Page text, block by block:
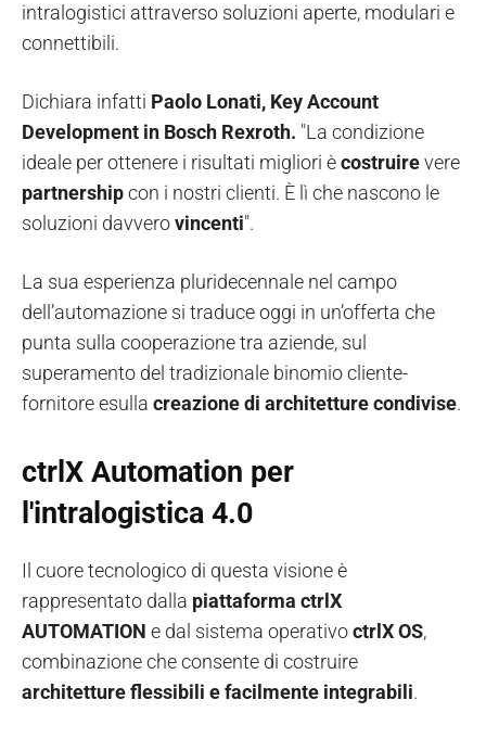
intralogistici attraverso soluzioni aperte, modulari e
connettibili.
Dichiara infatti Paolo Lonati, Key Account
Development in Bosch Rexroth. "La condizione
ideale per ottenere i risultati migliori ècostruirevere
partnershipcon i nostri clienti. È lì che nascono le
soluzioni davverovincenti".
La sua esperienza pluridecennale nel campo
dell’automazione si traduce oggi in un’offerta che
punta sulla cooperazione tra aziende, sul
superamento del tradizionale binomio cliente-
fornitore esulla creazione di architetture condivise.
ctrlX Automation per
l'intralogistica 4.0
Il cuore tecnologico di questa visione è
rappresentato dalla piattaforma ctrlX
AUTOMATION e dal sistema operativoctrlX OS,
combinazione che consente di costruire
architetture flessibili e facilmente integrabili.